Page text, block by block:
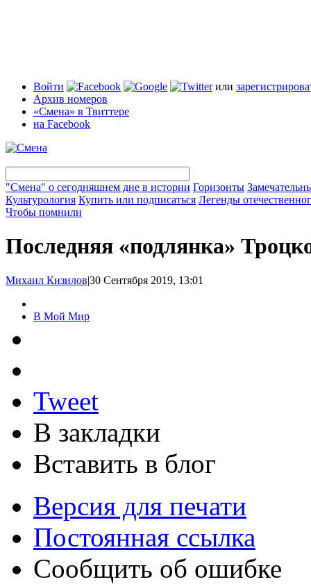
Войти или
Архив номеров
«Смена» в Твиттере
на Facebook
"Смена" о сегодняшнем дне в истории Горизонты
Культурология Купить или подписаться Легенды
Чтобы помнили
Последняя «подлянка»
Михаил Кизилов|30 Сентября 2019, 13:01
В Мой Мир
Tweet
В закладки
Вставить в блог
Версия для печати
Постоянная ссылка
Сообщить об ошибке